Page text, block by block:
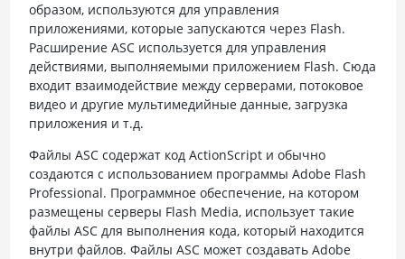
образом, используются для управления
приложениями, которые запускаются через Flash.
Расширение ASC используется для управления
действиями, выполняемыми приложением Flash. Сюда
входит взаимодействие между серверами, потоковое
видео и другие мультимедийные данные, загрузка
приложения и т.д.
Файлы ASC содержат код ActionScript и обычно
создаются с использованием программы Adobe Flash
Professional. Программное обеспечение, на котором
размещены серверы Flash Media, использует такие
файлы ASC для выполнения кода, который находится
внутри файлов. Файлы ASC может создавать Adobe